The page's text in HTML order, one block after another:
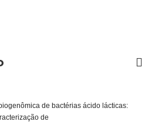
de bactérias ácido lácticas:
de